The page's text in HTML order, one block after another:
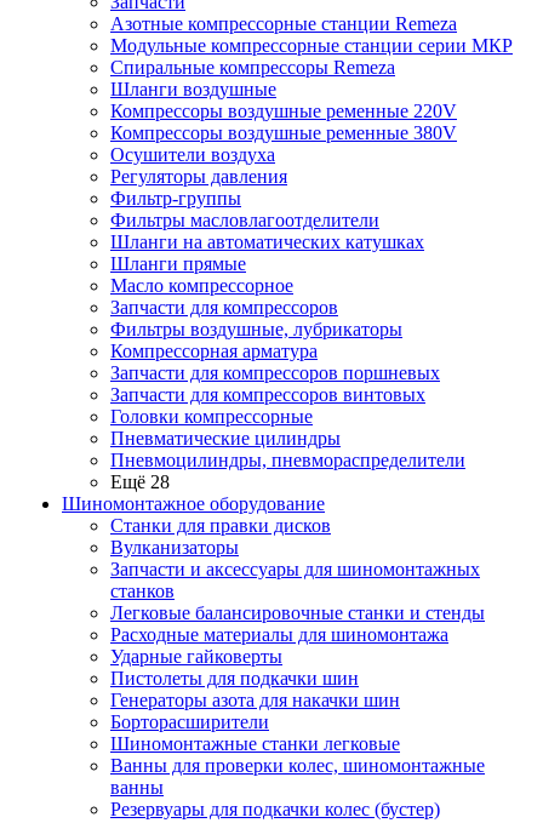
Азотные компрессорные станции Remeza
Модульные компрессорные станции серии МКР
Спиральные компрессоры Remeza
Шланги воздушные
Компрессоры воздушные ременные 220V
Компрессоры воздушные ременные 380V
Осушители воздуха
Регуляторы давления
Фильтр-группы
Фильтры масловлагоотделители
Шланги на автоматических катушках
Шланги прямые
Масло компрессорное
Запчасти для компрессоров
Фильтры воздушные, лубрикаторы
Компрессорная арматура
Запчасти для компрессоров поршневых
Запчасти для компрессоров винтовых
Головки компрессорные
Пневматические цилиндры
Пневмоцилиндры, пневмораспределители
Ещё 28
Шиномонтажное оборудование
Станки для правки дисков
Вулканизаторы
Запчасти и аксессуары для шиномонтажных
станков
Легковые балансировочные станки и стенды
Расходные материалы для шиномонтажа
Ударные гайковерты
Пистолеты для подкачки шин
Генераторы азота для накачки шин
Борторасширители
Шиномонтажные станки легковые
Ванны для проверки колес, шиномонтажные
ванны
Резервуары для подкачки колес (бустер)